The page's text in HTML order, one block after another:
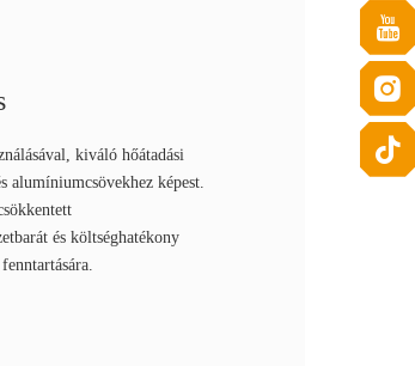
kiváló hőátadási
alumíniumcsövekhez képest.
és költséghatékony